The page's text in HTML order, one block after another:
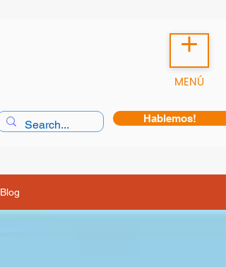
MENÚ
Hablemos!
Blog